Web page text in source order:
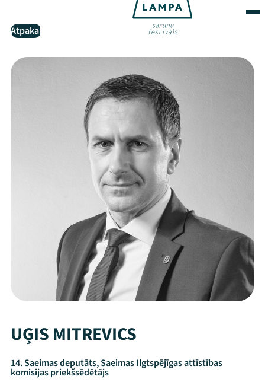
Atpakaļ
UĢIS MITREVICS
14. Saeimas deputāts, Saeimas Ilgtspējīgas attīstības
komisijas priekšsēdētājs